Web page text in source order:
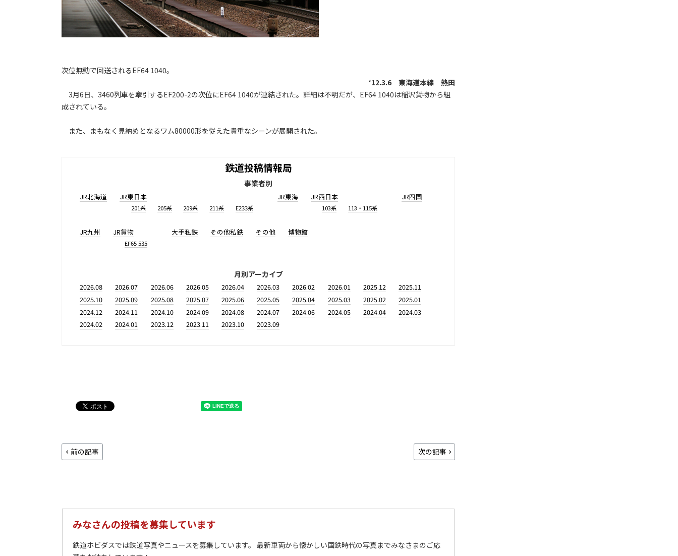
次位無動で回送されるEF64 1040。
‘12.3.6 東海道本線 熱田
3月6日、3460列車を牽引するEF200-2の次位にEF64 1040が連結された。詳細は不明だが、EF64 1040は稲沢貨物から組
成されている。
また、まもなく見納めとなるワム80000形を従えた貴重なシーンが展開された。
鉄道投稿情報局
事業者別
JR北海道 JR東日本
201系 205系 209系 211系 E233系
JR東海 JR西日本
103系 113・115系
JR四国
JR九州 JR貨物
EF65 535
大手私鉄 その他私鉄 その他 博物館
月別アーカイブ
2026.08 2026.07 2026.06 2026.05 2026.04 2026.03 2026.02 2026.01 2025.12
2025.11
2025.10
2025.09 2025.08 2025.07 2025.06 2025.05 2025.04 2025.03 2025.02
2025.01
2024.12
2024.11 2024.10 2024.09 2024.08 2024.07 2024.06 2024.05 2024.04
2024.03
2024.02
2024.01 2023.12 2023.11 2023.10 2023.09
前の記事 次の記事
みなさんの投稿を募集しています
鉄道ホビダスでは鉄道写真やニュースを募集しています。 最新車両から懐かしい国鉄時代の写真までみなさまのご応